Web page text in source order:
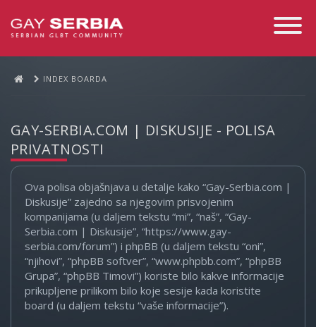
Toggle
INDEX BOARDA
GAY-SERBIA.COM | DISKUSIJE - POLISA
PRIVATNOSTI
Ova polisa objašnjava u detalje kako “Gay-Serbia.com |
Diskusije” zajedno sa njegovim prisvojenim
kompanijama (u daljem tekstu “mi”, “naš”, “Gay-
Serbia.com | Diskusije”, “https://www.gay-
serbia.com/forum”) i phpBB (u daljem tekstu “oni”,
“njihovi”, “phpBB softver”, “www.phpbb.com”, “phpBB
Grupa”, “phpBB Timovi”) koriste bilo kakve informacije
prikupljene prilikom bilo koje sesije kada koristite
board (u daljem tekstu “vaše informacije”).